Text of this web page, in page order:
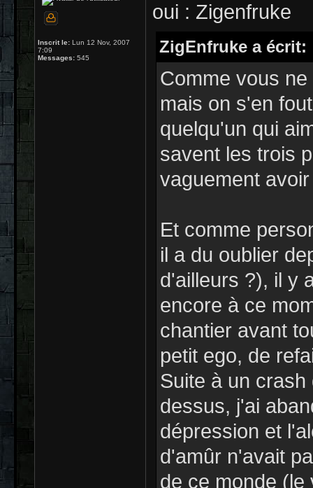
Inscrit le: Lun 12 Nov, 2007
7:09
Messages: 545
oui : Zigenfruke
ZigEnfruke a écrit:
Comme vous
mais on s'en
quelqu'un qui
savent les trois
vaguement
Et comme
il a du oublier
d'ailleurs ?), il y
encore à ce
chantier avant
petit ego, de
Suite à un
dessus, j'ai
dépression et
d'amûr n'avait
de ce monde (le